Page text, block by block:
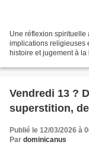
Une réflexion spirituelle
implications religieuses
histoire et jugement à
Vendredi 13 ?
superstition,
Publié le 12/03/2026 à
Par dominicanus